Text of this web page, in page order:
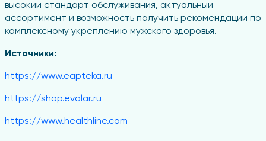
высокий стандарт обслуживания, актуальный
ассортимент и возможность получить рекомендации по
комплексному укреплению мужского здоровья.
Источники:
https://www.eapteka.ru
https://shop.evalar.ru
https://www.healthline.com